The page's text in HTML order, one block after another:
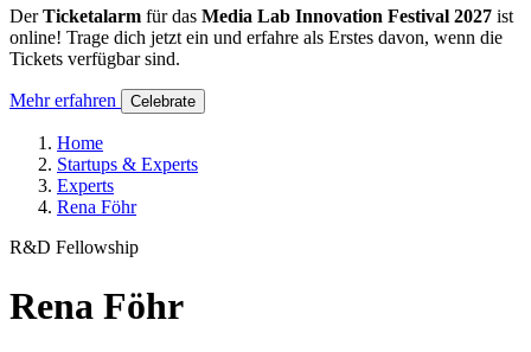
DerTicketalarm für das Media Lab Innovation Festival 2027 ist
online! Trage dich jetzt ein und erfahre als Erstes davon, wenn die
Tickets verfügbar sind.
Mehr erfahren Celebrate
Home
Startups & Experts
Experts
Rena Föhr
R&D Fellowship
Rena Föhr